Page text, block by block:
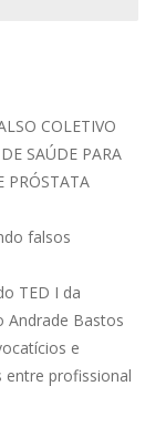
COLETIVO
SAÚDE PARA
PRÓSTATA
falsos
TED I da
Andrade Bastos
e
entre profissional